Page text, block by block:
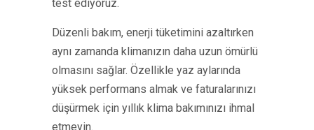
test ediyoruz.
Düzenli bakım, enerji tüketimini azaltırken
aynı zamanda klimanızın daha uzun ömürlü
olmasını sağlar. Özellikle yaz aylarında
yüksek performans almak ve faturalarınızı
düşürmek için yıllık klima bakımınızı ihmal
etmeyin.